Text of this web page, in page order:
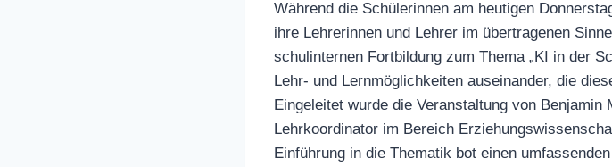
Während die Schülerinnen am heutigen
ihre Lehrerinnen und Lehrer im übertragenen
schulinternen Fortbildung zum Thema „KI in der
Lehr- und Lernmöglichkeiten auseinander, die
Eingeleitet wurde die Veranstaltung von
Lehrkoordinator im Bereich
Einführung in die Thematik bot einen